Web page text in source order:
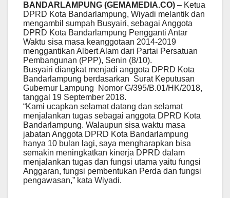
BANDARLAMPUNG (GEMAMEDIA.CO) – Ketua
DPRD Kota Bandarlampung, Wiyadi melantik dan
mengambil sumpah Busyairi, sebagai Anggota
DPRD Kota Bandarlampung Pengganti Antar
Waktu sisa masa keanggotaan 2014-2019
menggantikan Albert Alam dari Partai Persatuan
Pembangunan (PPP), Senin (8/10).
Busyairi diangkat menjadi anggota DPRD Kota
Bandarlampung berdasarkan Surat Keputusan
Gubernur Lampung Nomor G/395/B.01/HK/2018,
tanggal 19 September 2018.
“Kami ucapkan selamat datang dan selamat
menjalankan tugas sebagai anggota DPRD Kota
Bandarlampung. Walaupun sisa waktu masa
jabatan Anggota DPRD Kota Bandarlampung
hanya 10 bulan lagi, saya mengharapkan bisa
semakin meningkatkan kinerja DPRD dalam
menjalankan tugas dan fungsi utama yaitu fungsi
Anggaran, fungsi pembentukan Perda dan fungsi
pengawasan,” kata Wiyadi.